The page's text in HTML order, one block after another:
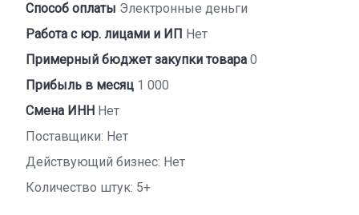
Способ оплаты Электронные деньги
Работа с юр. лицами и ИП Нет
Примерный бюджет закупки товара 0
Прибыль в месяц 1 000
Смена ИНН Нет
Поставщики: Нет
Действующий бизнес: Нет
Количество штук: 5+